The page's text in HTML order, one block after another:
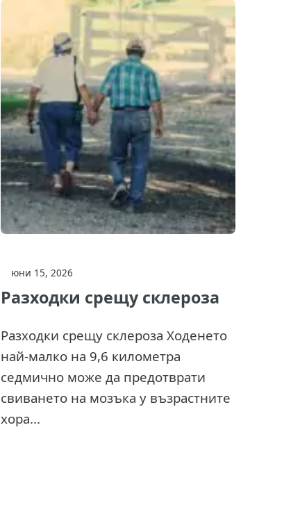
юни 15, 2026
Разходки срещу склероза
Разходки срещу склероза Ходенето
най-малко на 9,6 километра
седмично може да предотврати
свиването на мозъка у възрастните
хора...